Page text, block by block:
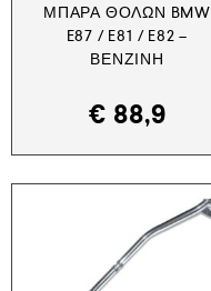
ΜΠΆΡΑ ΘΌΛΩΝ BMW
E87 / E81 / E82 –
ΒΕΝΖΊΝΗ
€ 88,9